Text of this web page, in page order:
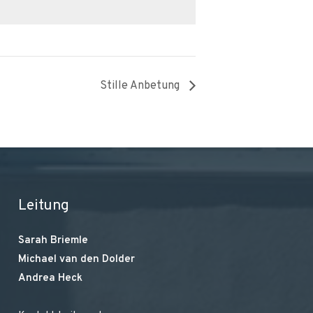
Stille Anbetung
Leitung
Sarah Briemle
Michael van den Dolder
Andrea Heck